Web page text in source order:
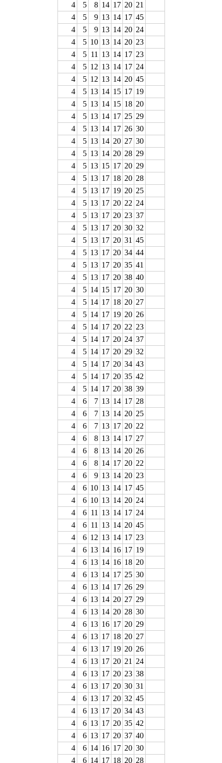
4
5 8 14 17 20 21
4
5 9 13 14 17 45
4
5 9 13 14 20 24
4
5 10 13 14 20 23
4
5 11 13 14 17 23
4
5 12 13 14 17 24
4
5 12 13 14 20 45
4
5 13 14 15 17 19
4
5 13 14 15 18 20
4
5 13 14 17 25 29
4
5 13 14 17 26 30
4
5 13 14 20 27 30
4
5 13 14 20 28 29
4
5 13 15 17 20 29
4
5 13 17 18 20 28
4
5 13 17 19 20 25
4
5 13 17 20 22 24
4
5 13 17 20 23 37
4
5 13 17 20 30 32
4
5 13 17 20 31 45
4
5 13 17 20 34 44
4
5 13 17 20 35 41
4
5 13 17 20 38 40
4
5 14 15 17 20 30
4
5 14 17 18 20 27
4
5 14 17 19 20 26
4
5 14 17 20 22 23
4
5 14 17 20 24 37
4
5 14 17 20 29 32
4
5 14 17 20 34 43
4
5 14 17 20 35 42
4
5 14 17 20 38 39
4
6 7 13 14 17 28
4
6 7 13 14 20 25
4
6 7 13 17 20 22
4
6 8 13 14 17 27
4
6 8 13 14 20 26
4
6 8 14 17 20 22
4
6 9 13 14 20 23
4
6 10 13 14 17 45
4
6 10 13 14 20 24
4
6 11 13 14 17 24
4
6 11 13 14 20 45
4
6 12 13 14 17 23
4
6 13 14 16 17 19
4
6 13 14 16 18 20
4
6 13 14 17 25 30
4
6 13 14 17 26 29
4
6 13 14 20 27 29
4
6 13 14 20 28 30
4
6 13 16 17 20 29
4
6 13 17 18 20 27
4
6 13 17 19 20 26
4
6 13 17 20 21
24
4
6 13 17 20 23 38
4
6 13 17 20 30 31
4
6 13 17 20 32 45
4
6 13 17 20 34 43
4
6 13 17 20 35 42
4
6 13 17 20 37 40
4
6 14 16 17 20 30
4
6 14 17 18 20 28